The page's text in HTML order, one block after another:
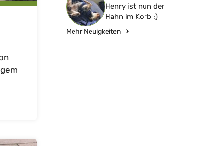
Henry ist nun der
Hahn im Korb ;)
Mehr Neuigkeiten